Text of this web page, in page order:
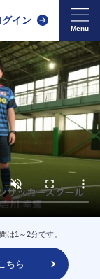
グイン
は1～2分です。
ちら